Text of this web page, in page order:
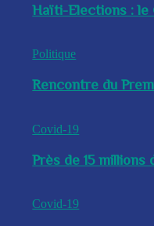
Haïti-Elections : le
Politique
Rencontre du
Covid-19
Près de 15
Covid-19